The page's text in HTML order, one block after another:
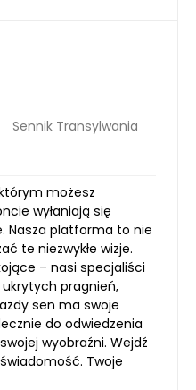
Sennik Transylwania
możesz
wyłaniają się
Nasza platforma to nie
te niezwykłe wizje.
– nasi specjaliści
pragnień,
sen ma swoje
do odwiedzenia
wyobraźni. Wejdź
Twoje